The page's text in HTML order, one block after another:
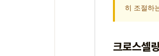
히 조절하
크로스셀